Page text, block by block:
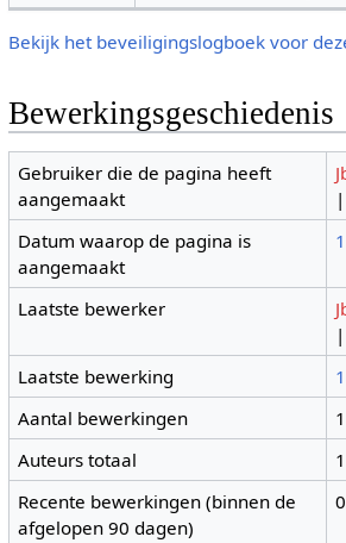
Bekijk het beveiligingslogboek voor
Bewerkingsgeschiedenis
Gebruiker die de pagina heeft
aangemaakt
|
Datum waarop de pagina is
aangemaakt
Laatste bewerker
|
Laatste bewerking
Aantal bewerkingen
1
Auteurs totaal
1
Recente bewerkingen (binnen de
afgelopen 90 dagen)
0